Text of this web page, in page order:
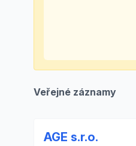
Veřejné záznamy
AGE s.r.o.